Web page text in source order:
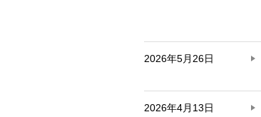
2026年5月26日
2026年4月13日